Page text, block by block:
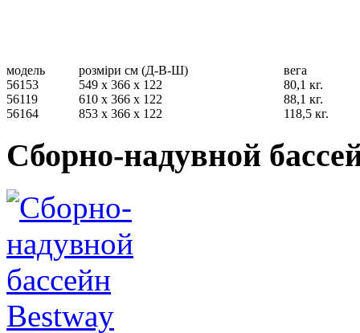
модель розміри см (Д-В-Ш)
вега
56153
549 х 366 х 122
80,1 кг.
56119
610 х 366 х 122
88,1 кг.
56164
853 х 366 х 122 118,5 кг.
Сборно-надувной